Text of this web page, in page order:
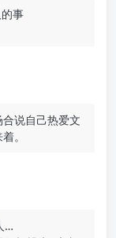
事
说自己热爱文
。
…